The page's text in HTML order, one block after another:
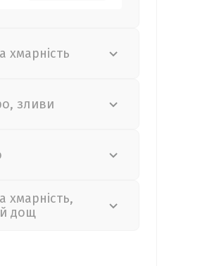
хмарність
зливи
хмарність,
дощ